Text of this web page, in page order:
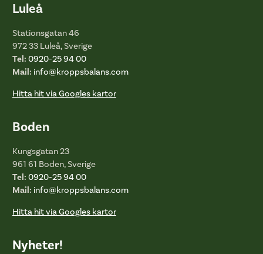
Luleå
Stationsgatan 46
972 33 Luleå, Sverige
Tel: 0920-25 94 00
Mail: info@kroppsbalans.com
Hitta hit via Googles kartor
Boden
Kungsgatan 23
961 61 Boden, Sverige
Tel: 0920-25 94 00
Mail: info@kroppsbalans.com
Hitta hit via Googles kartor
Nyheter!